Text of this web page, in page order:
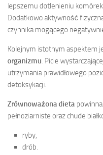
lepszemu dotlenieniu
Dodatkowo aktywność
czynnika mogącego
Kolejnym istotnym aspektem
organizmu. Picie
utrzymania prawidłowego
detoksykacji.
Zrównoważona dieta
pełnoziarniste oraz chude
ryby,
drób.